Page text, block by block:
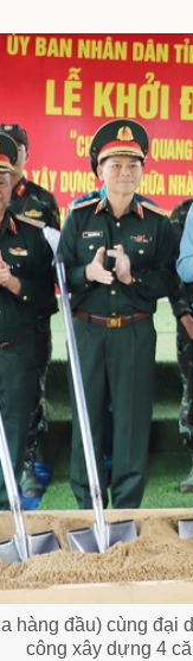
hàng đầu) cùng
công xây dựng 4